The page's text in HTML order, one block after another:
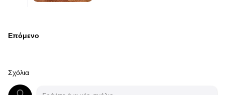
Επόμενο
Σχόλια